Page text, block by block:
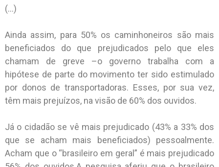
(…)
Ainda assim, para 50% os caminhoneiros são mais
beneficiados do que prejudicados pelo que eles
chamam de greve –o governo trabalha com a
hipótese de parte do movimento ter sido estimulado
por donos de transportadoras. Esses, por sua vez,
têm mais prejuízos, na visão de 60% dos ouvidos.
Já o cidadão se vê mais prejudicado (43% a 33% dos
que se acham mais beneficiados) pessoalmente.
Acham que o “brasileiro em geral” é mais prejudicado